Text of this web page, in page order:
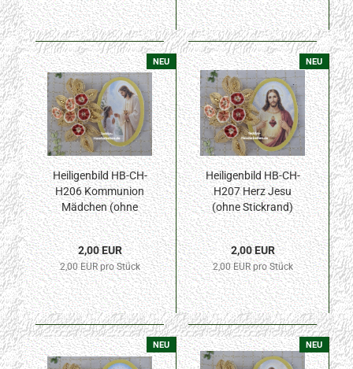
NEU
Heiligenbild HB-CH-
H206 Kommunion
Mädchen (ohne
Stickrand) 30x45mm
2,00 EUR
2,00 EUR pro Stück
NEU
Heiligenbild HB-CH-
H207 Herz Jesu
(ohne Stickrand)
30x45mm
2,00 EUR
2,00 EUR pro Stück
NEU NEU